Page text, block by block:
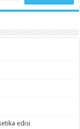
edisi